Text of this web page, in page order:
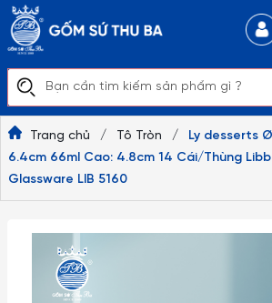
Trang chủ / Tô Tròn /
Ly desserts
6.4cm 66ml Cao: 4.8cm 14 Cái/Thùng
Glassware LIB 5160